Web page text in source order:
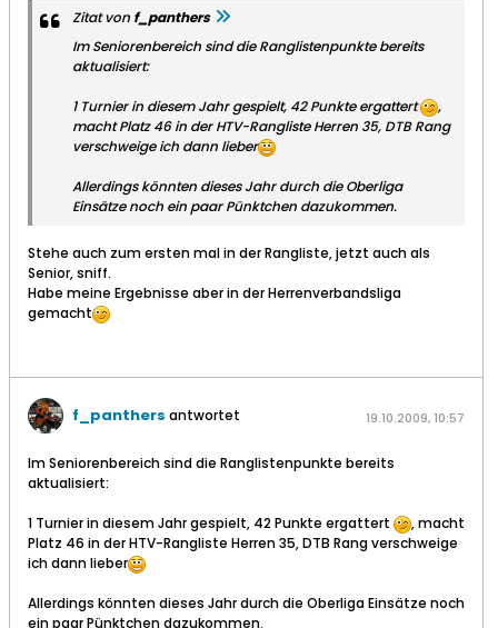
Zitat von f_panthers
Im Seniorenbereich sind die Ranglistenpunkte bereits
aktualisiert:
1 Turnier in diesem Jahr gespielt, 42 Punkte ergattert
,
macht Platz 46 in der HTV-Rangliste Herren 35, DTB Rang
verschweige ich dann lieber
Allerdings könnten dieses Jahr durch die Oberliga
Einsätze noch ein paar Pünktchen dazukommen.
Stehe auch zum ersten mal in der Rangliste, jetzt auch als
Senior, sniff.
Habe meine Ergebnisse aber in der Herrenverbandsliga
gemacht
f_panthers antwortet 19.10.2009, 10:57
Im Seniorenbereich sind die Ranglistenpunkte bereits
aktualisiert:
1 Turnier in diesem Jahr gespielt, 42 Punkte ergattert
, macht
Platz 46 in der HTV-Rangliste Herren 35, DTB Rang verschweige
ich dann lieber
Allerdings könnten dieses Jahr durch die Oberliga Einsätze noch
ein paar Pünktchen dazukommen.